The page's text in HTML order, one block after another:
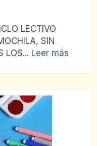
LECTIVO
SIN
LOS... Leer más